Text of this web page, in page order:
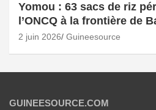
Yomou : 63 sacs de riz
l’ONCQ à la frontière de
2 juin 2026 Guineesource
GUINEESOURCE.COM